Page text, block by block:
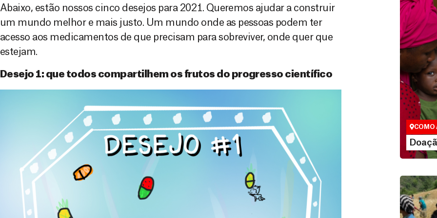
Abaixo, estão nossos cinco desejos para 2021. Queremos ajudar a construir
um mundo melhor e mais justo. Um mundo onde as pessoas podem ter
acesso aos medicamentos de que precisam para sobreviver, onde quer que
estejam.
Desejo 1: que todos compartilhem os frutos do progresso científico
Doação
São as
que nos
vidas em
COMO